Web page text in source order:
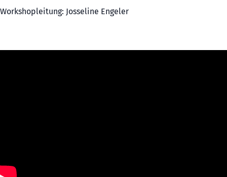
Workshopleitung: Josseline Engeler